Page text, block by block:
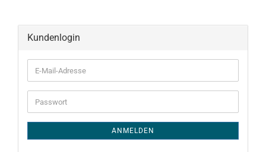
Kundenlogin
E-
Mail-
Adresse
Passwort
ANMELDEN